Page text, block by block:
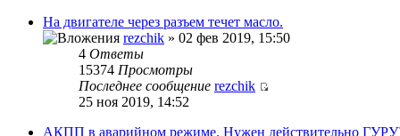
На двигателе через разъем течет масло.
rezchik » 02 фев 2019, 15:50
4 Ответы
15374 Просмотры
Последнее сообщение rezchik
25 ноя 2019, 14:52
АКПП в аварийном режиме. Нужен действительно